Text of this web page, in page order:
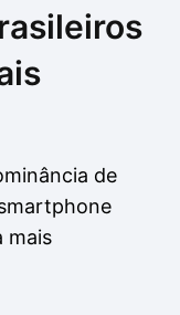
Drivers
Ver mais
Outros
Ver mais
de
mais